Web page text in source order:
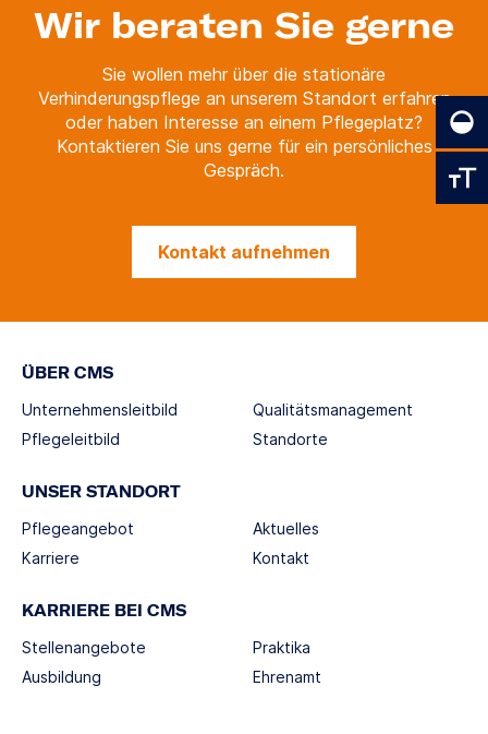
Wir beraten Sie gerne
Sie wollen mehr über die stationäre
Verhinderungspflege an unserem Standort erfahren
oder haben Interesse an einem Pflegeplatz?
Kontaktieren Sie uns gerne für ein persönliches
Gespräch.
Kontakt aufnehmen
ÜBER CMS
Unternehmensleitbild
Pflegeleitbild
Qualitätsmanagement
Standorte
UNSER STANDORT
Pflegeangebot
Karriere
Aktuelles
Kontakt
KARRIERE BEI CMS
Stellenangebote
Ausbildung
Praktika
Ehrenamt